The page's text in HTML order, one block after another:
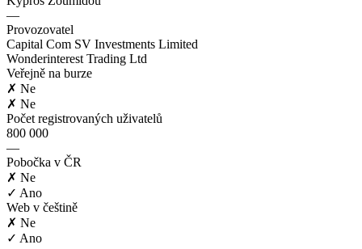
—
Provozovatel
Capital Com SV Investments Limited
Wonderinterest Trading Ltd
Veřejně na burze
✗ Ne
✗ Ne
Počet registrovaných uživatelů
800 000
—
Pobočka v ČR
✗ Ne
✓ Ano
Web v češtině
✗ Ne
✓ Ano